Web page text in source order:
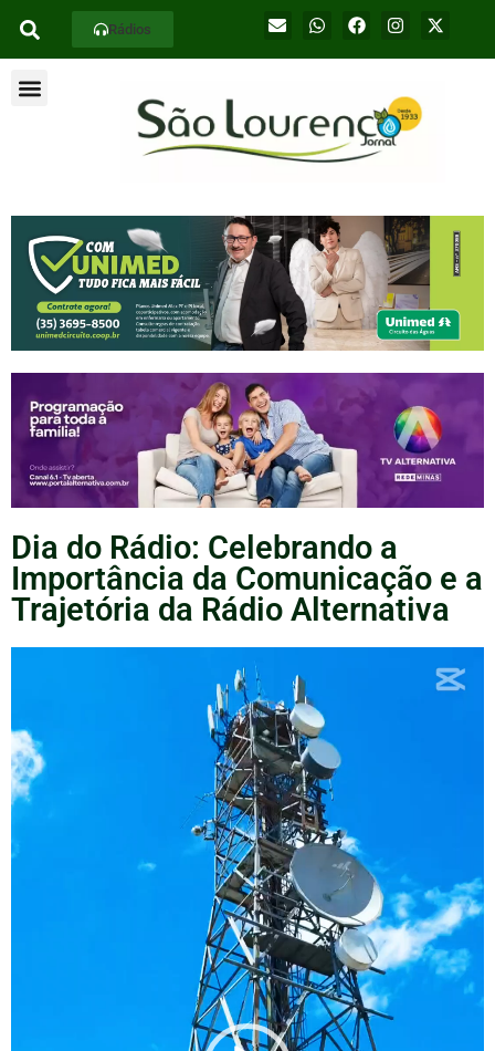
Rádios
Dia do Rádio: Celebrando a
Importância da Comunicação e a
Trajetória da Rádio Alternativa